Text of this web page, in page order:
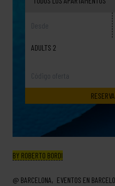
ADULTS 2
BY ROBERTO BORDI
BARCELONA EVENTOS EN